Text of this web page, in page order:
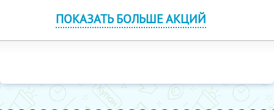
ПОКАЗАТЬ БОЛЬШЕ АКЦИЙ